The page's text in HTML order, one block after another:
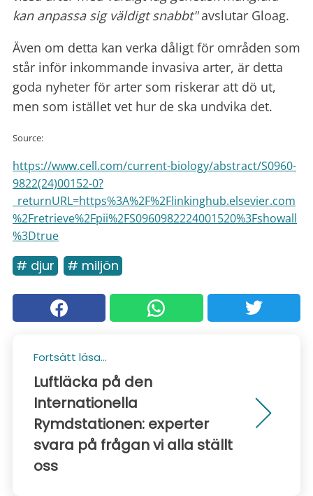
kan anpassa sig väldigt snabbt"avslutar Gloag.
Även om detta kan verka dåligt för områden som
står inför inkommande invasiva arter, är detta
goda nyheter för arter som riskerar att dö ut,
men som istället vet hur de ska undvika det.
Source:
https://www.cell.com/current-biology/abstract/S0960-
9822(24)00152-0?
_returnURL=https%3A%2F%2Flinkinghub.elsevier.com
%2Fretrieve%2Fpii%2FS0960982224001520%3Fshowall
%3Dtrue
# djur # miljön
Fortsätt läsa...
Luftläcka på den
Internationella
Rymdstationen: experter
svara på frågan vi alla ställt
oss